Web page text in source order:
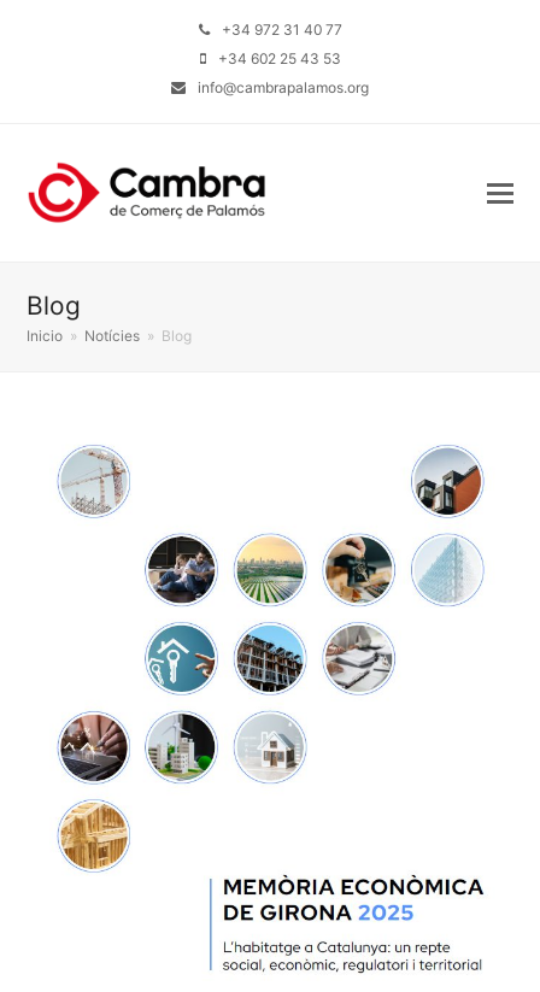
+34 972 31 40 77
+34 602 25 43 53
info@cambrapalamos.org
Blog
Inicio » Notícies » Blog